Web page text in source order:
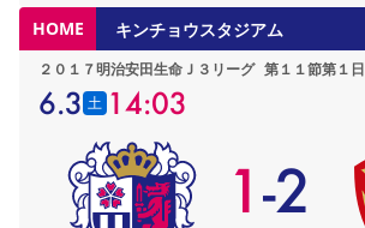
HOME キンチョウスタジアム
２０１７明治安田生命Ｊ３リーグ 第１１節第１日
6.3 土 14:03
1-2